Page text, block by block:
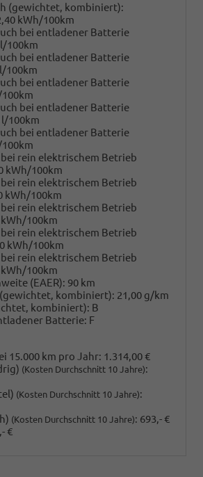
(gewichtet, kombiniert):
kWh/100km
bei entladener Batterie
100km
bei entladener Batterie
100km
bei entladener Batterie
bei entladener Batterie
l/100km
bei entladener Batterie
rein elektrischem Betrieb
kWh/100km
rein elektrischem Betrieb
kWh/100km
rein elektrischem Betrieb
kWh/100km
rein elektrischem Betrieb
kWh/100km
rein elektrischem Betrieb
kWh/100km
(EAER): 90 km
kombiniert): 21,00 g/km
kombiniert): B
Batterie: F
15.000 km pro Jahr: 1.314,00 €
(Kosten Durchschnitt 10 Jahre):
(Kosten Durchschnitt 10 Jahre):
(Kosten Durchschnitt 10 Jahre): 693,- €
€